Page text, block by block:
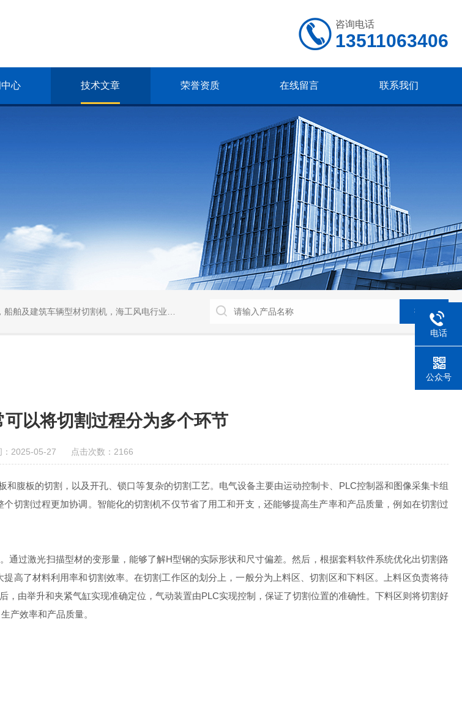
咨询电话
13511063406
心 技术文章 荣誉资质 在线留言 联系我们
切割机，海工风电行业相贯线切割机，离线编程软件
以将切割过程分为多个环节
：2025-05-27 点击次数：2166
板的切割，以及开孔、锁口等复杂的切割工艺。电气设备主要由运动控制卡、PLC控制器和图像采集卡组
切割过程更加协调。智能化的切割机不仅节省了用工和开支，还能够提高生产率和产品质量，例如在切割过
过激光扫描型材的变形量，能够了解H型钢的实际形状和尺寸偏差。然后，根据套料软件系统优化出切割路
高了材料利用率和切割效率。在切割工作区的划分上，一般分为上料区、切割区和下料区。上料区负责将待
由举升和夹紧气缸实现准确定位，气动装置由PLC实现控制，保证了切割位置的准确性。下料区则将切割好
产效率和产品质量。
电话
公众号